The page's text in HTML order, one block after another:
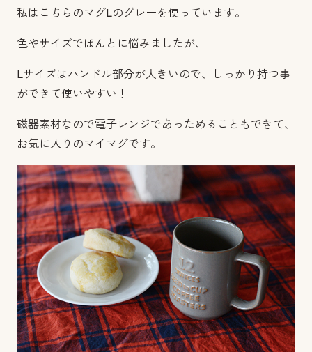
私はこちらのマグLのグレーを使っています。
色やサイズでほんとに悩みましたが、
Lサイズはハンドル部分が大きいので、しっかり持つ事
ができて使いやすい！
磁器素材なので電子レンジであっためることもできて、
お気に入りのマイマグです。